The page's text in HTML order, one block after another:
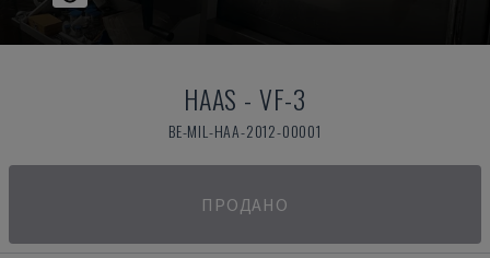
HAAS - VF-3
BE-MIL-HAA-2012-00001
ПРОДАНО